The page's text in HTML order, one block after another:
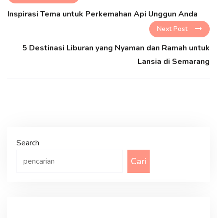
Inspirasi Tema untuk Perkemahan Api Unggun Anda
Next Post
5 Destinasi Liburan yang Nyaman dan Ramah untuk
Lansia di Semarang
Search
Cari